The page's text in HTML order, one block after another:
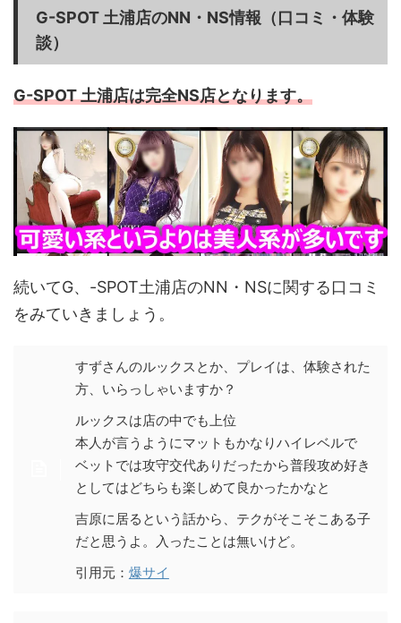
G-SPOT 土浦店のNN・NS情報（口コミ・体験
談）
G-SPOT 土浦店は完全NS店となります。
続いてG、-SPOT土浦店のNN・NSに関する口コミ
をみていきましょう。
すずさんのルックスとか、プレイは、体験された
方、いらっしゃいますか？
ルックスは店の中でも上位
本人が言うようにマットもかなりハイレベルで
ベットでは攻守交代ありだったから普段攻め好き
としてはどちらも楽しめて良かったかなと
吉原に居るという話から、テクがそこそこある子
だと思うよ。入ったことは無いけど。
引用元： 爆サイ